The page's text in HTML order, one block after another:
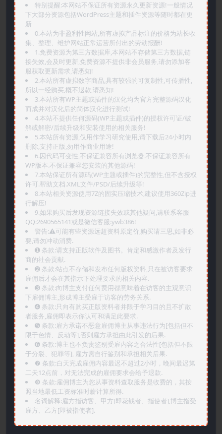
特别提醒:本网站不保证所有资源永久更新资源!一般情况
下大部分资源包括WordPress主题和插件资源等随时都在更
新
0.本站为非盈利性网站,所有虚拟产品标注的价格为站长收
集、整理、维护网站正常运营所付出的劳动报酬!
1.免费资源为第三方数据库,本网站不存储第三方数据,链
接失效,会及时更新,免费资源不提供非会员服务,请勿添加客
服获取更新需求,请悉知!
2.本站所有虚拟数字商品,具有较强的可复制性,可传播性,
所以一经购买,概不退款,请悉知!
3.本站所有WP主题或插件的汉化均为官方完整源码汉化
而成并对汉化后的简体汉化进行测试!
4.本站不提供任何源码(WP主题或插件)的授权许可证/破
解或解密/后续升级和安装使用的相关服务!
5.本站所有资源,仅用作学习研究使用,请下载后24小时内
删除,支持正版,勿用作商业用途!
6.因代码可变性,不保证兼容所有浏览器.不保证兼容所有
WP版本.不保证兼容您安装的其他源码!
7.本站保证所有源码(WP主题或插件)的完整性,但不含授权
许可.帮助文档.XML文件/PSD/后续升级等!
8.本站相关资源使用7Z的固实压缩技术,建议使用360Zip进
行解压!
9.如果购买后发现资源链接失效或其他疑问,请联系客服
QQ:2690565141或是微信客服:ywb386!
警告:⚠️可能有些资源远超资料原定价,购买请三思,如非必
要,请勿冲动消费.
➊️ 条款:请支持正版软件及图书。肯定和感激作者及发行
商的社会贡献.
➋️ 条款:站点不存储和发布任何版权资料,只在被访客要求
雇佣后才会在其指示下处理要求的相关内容.
➌️ 条款:向博主支付任何费用都意味着在访客的主观意识
下雇佣博主,形成博主受雇于访客的劳务关系.
➍️ 条款:只向有购买正版资料者并限于学习目的且不扩散
者服务,雇佣即表示你认可和满足此要求.
➎ 条款:雇方承诺不恶意雇佣博主从事违法行为[包括但不
限于色情、反动等],否则雇方承担由此引发的后果.
➏️ 条款:博主也不负责鉴别受雇内容之合法性[包括但不限
于分裂、犯罪等], 雇方需自行鉴别和承担相关后果.
❼ 条款:白天完成雇佣内容最迟不超过2小时，晚间最迟第
二天12点前，对无法完成的雇佣要求会给予退款.
❽ 条款:雇佣博主为您从事资料查取服务是收费的，其按
照当地最低工资标准时薪计算所得.
名词解释:雇方指访客、甲方[即花钱者、指使者],博主指受
雇方、乙方[即被指使者].